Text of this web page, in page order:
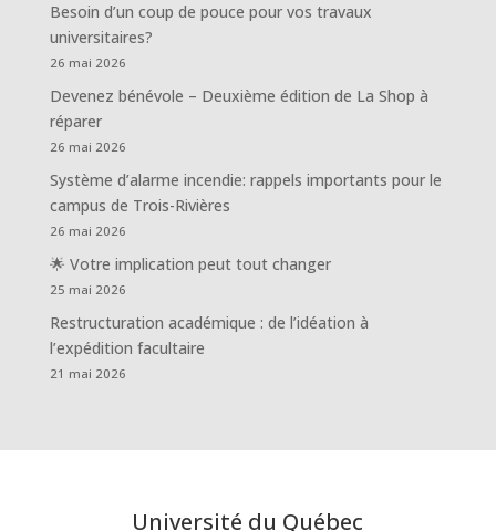
Besoin d’un coup de pouce pour vos travaux
universitaires?
26 mai 2026
Devenez bénévole – Deuxième édition de La Shop à
réparer
26 mai 2026
Système d’alarme incendie: rappels importants pour le
campus de Trois-Rivières
26 mai 2026
🌟 Votre implication peut tout changer
25 mai 2026
Restructuration académique : de l’idéation à
l’expédition facultaire
21 mai 2026
Université du Québec